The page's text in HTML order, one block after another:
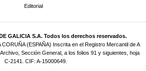
Editorial
GALICIA S.A. Todos los derechos reservados.
CORUÑA (ESPAÑA) Inscrita en el Registro Mercantil de A
Sección General, a los folios 91 y siguientes, hoja
C-2141. CIF: A-15000649.